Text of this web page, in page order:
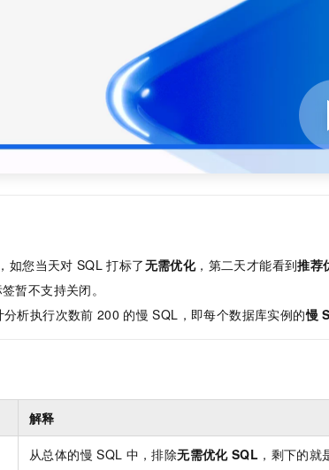
如您当天对 SQL 打标了无需优化，第二天才能看到推荐
暂不支持关闭。
析执行次数前 200 的慢 SQL，即每个数据库实例的慢
解释
从总体的慢 SQL 中，排除无需优化 SQL ，剩下的就
即刻拥有 DeepSeek-R1 满血版